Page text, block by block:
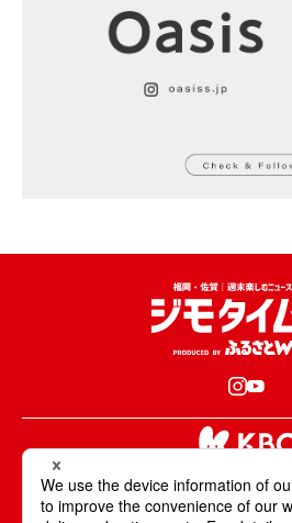
KBCが取材・撮影した情報・映
テレビ・ラジオ・インターネットなど